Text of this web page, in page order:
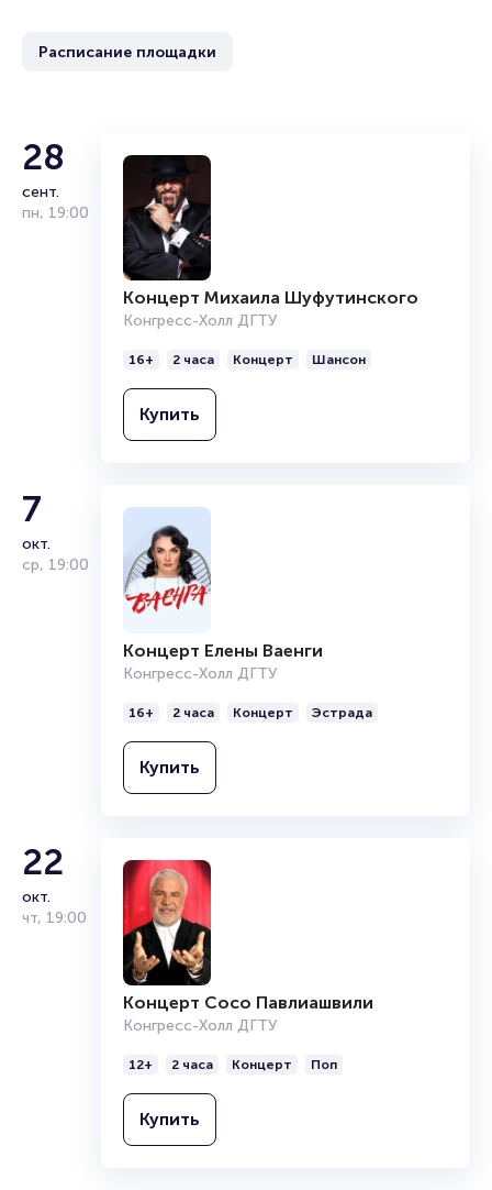
ваше имя занимает не более двух минут. Билеты на
Полезные ссылки
Подробнее о том, как вернуть, сдать или продать билет
читайте в разделах:
Продать билет
Организаторам
Расписание площадки
28
сент.
пн, 19:00
Концерт Михаила Шуфутинского
Конгресс-Холл ДГТУ
16+ 2 часа Концерт Шансон
Купить
7
окт.
ср, 19:00
Концерт Елены Ваенги
Конгресс-Холл ДГТУ
16+ 2 часа Концерт Эстрада
Купить
22
окт.
чт, 19:00
Концерт Сосо Павлиашвили
Конгресс-Холл ДГТУ
12+ 2 часа Концерт Поп
Купить